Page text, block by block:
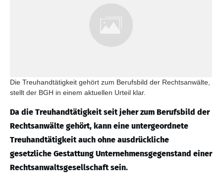
Die Treuhandtätigkeit gehört zum Berufsbild der Rechtsanwälte,
stellt der BGH in einem aktuellen Urteil klar.
Da die Treuhandtätigkeit seit jeher zum Berufsbild der
Rechtsanwälte gehört, kann eine untergeordnete
Treuhandtätigkeit auch ohne ausdrückliche
gesetzliche Gestattung Unternehmensgegenstand einer
Rechtsanwaltsgesellschaft sein.